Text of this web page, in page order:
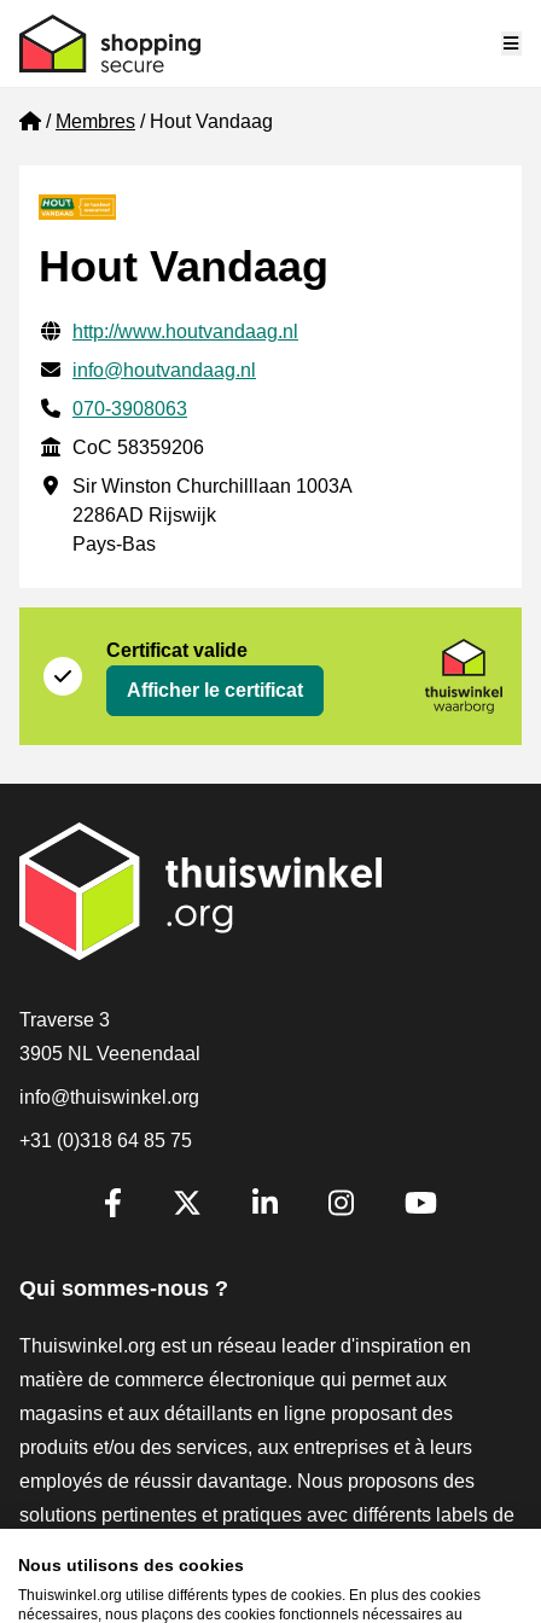
Home
Membres Hout Vandaag
Hout Vandaag
Informations de contact vérifiées
Website URL
http://www.houtvandaag.nl
E-mail
info@houtvandaag.nl
Phone number
070-3908063
CoC
CoC 58359206
Adresse professionnelle
Sir Winston Churchilllaan 1003A
2286AD Rijswijk
Pays-Bas
Certificat valide
Afficher le certificat
[_General:Contact]
Traverse 3
3905 NL Veenendaal
info@thuiswinkel.org
+31 (0)318 64 85 75
[_General:SocialMediaTitle]
Qui sommes-nous ?
Thuiswinkel.org est un réseau leader d'inspiration en
matière de commerce électronique qui permet aux
magasins et aux détaillants en ligne proposant des
produits et/ou des services, aux entreprises et à leurs
employés de réussir davantage. Nous proposons des
solutions pertinentes et pratiques avec différents labels de
conseils juridiques, des actions de sensibilisation, des
études de marché, et nous disposons de notre propre
Nous utilisons des cookies
Thuiswinkel.org utilise différents types de cookies. En plus des cookies
nécessaires, nous plaçons des cookies fonctionnels nécessaires au